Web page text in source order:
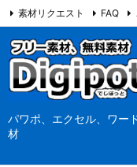
パワポ、エクセル、ワー
材
素材リクエスト FAQ
当サイト（Digipot.net）に